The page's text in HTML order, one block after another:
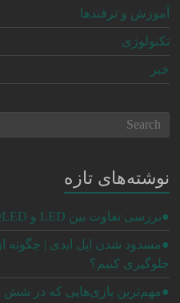
آموزش و ترفندها
تکنولوژی
خبر
نوشته‌های تازه
●بررسی تفاوت بین LED و QLED و ارزش خرید هرکدام
●مسدود شدن اپل ایدی | چگونه
جلوگیری کنیم؟